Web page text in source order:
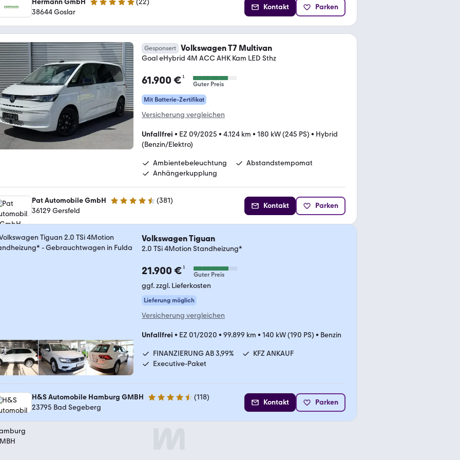
Hermann GmbH 5 Sterne (22)
38644 Goslar
Kontakt Parken
Gesponsert Volkswagen T7 Multivan
Goal eHybrid 4M ACC AHK Kam LED Sthz
61.900 €¹
Guter Preis
Mit Batterie-Zertifikat
Versicherung vergleichen
Unfallfrei • EZ 09/2025 • 4.124 km • 180 kW (245 PS) • Hybrid
(Benzin/Elektro)
Ambientebeleuchtung
Abstandstempomat
Anhängerkupplung
Pat Automobile GmbH 4.6 Sterne (381)
36129 Gersfeld
Kontakt Parken
Volkswagen Tiguan
2.0 TSi 4Motion Standheizung*
21.900 €¹
Guter Preis
ggf. zzgl. Lieferkosten
Lieferung möglich
Versicherung vergleichen
Unfallfrei • EZ 01/2020 • 99.899 km • 140 kW (190 PS) • Benzin
FINANZIERUNG AB 3,99%
KFZ ANKAUF
Executive-Paket
H&S Automobile Hamburg GMBH 4.6 Sterne (118)
23795 Bad Segeberg
Kontakt Parken